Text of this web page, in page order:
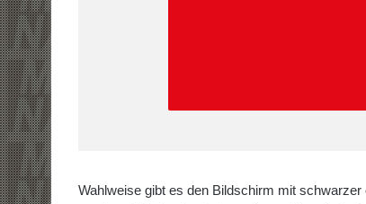
Wahlweise gibt es den Bildschirm mit